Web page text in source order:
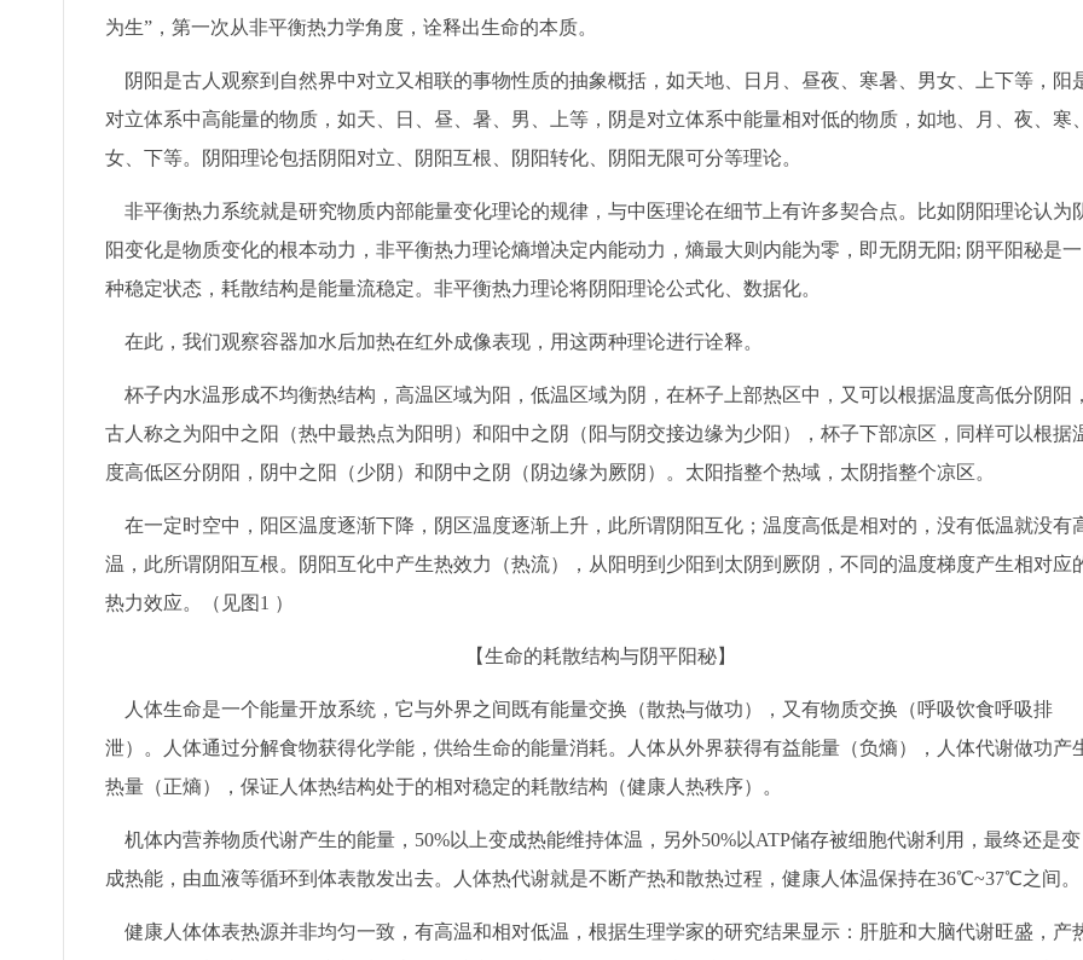
为生”，第一次从非平衡热力学角度，诠释出生命的本质。
阴阳是古人观察到自然界中对立又相联的事物性质的抽象概括，如天地、日月、昼夜、寒暑、男女、上下等，阳
对立体系中高能量的物质，如天、日、昼、暑、男、上等，阴是对立体系中能量相对低的物质，如地、月、夜、寒、
女、下等。阴阳理论包括阴阳对立、阴阳互根、阴阳转化、阴阳无限可分等理论。
非平衡热力系统就是研究物质内部能量变化理论的规律，与中医理论在细节上有许多契合点。比如阴阳理论认为
阳变化是物质变化的根本动力，非平衡热力理论熵增决定内能动力，熵最大则内能为零，即无阴无阳; 阴平阳秘是一
种稳定状态，耗散结构是能量流稳定。非平衡热力理论将阴阳理论公式化、数据化。
在此，我们观察容器加水后加热在红外成像表现，用这两种理论进行诠释。
杯子内水温形成不均衡热结构，高温区域为阳，低温区域为阴，在杯子上部热区中，又可以根据温度高低分阴阳，
古人称之为阳中之阳（热中最热点为阳明）和阳中之阴（阳与阴交接边缘为少阳），杯子下部凉区，同样可以根据
度高低区分阴阳，阴中之阳（少阴）和阴中之阴（阴边缘为厥阴）。太阳指整个热域，太阴指整个凉区。
在一定时空中，阳区温度逐渐下降，阴区温度逐渐上升，此所谓阴阳互化；温度高低是相对的，没有低温就没有
温，此所谓阴阳互根。阴阳互化中产生热效力（热流），从阳明到少阳到太阴到厥阴，不同的温度梯度产生相对应
热力效应。（见图1 ）
【生命的耗散结构与阴平阳秘】
人体生命是一个能量开放系统，它与外界之间既有能量交换（散热与做功），又有物质交换（呼吸饮食呼吸排
泄）。人体通过分解食物获得化学能，供给生命的能量消耗。人体从外界获得有益能量（负熵），人体代谢做功产
热量（正熵），保证人体热结构处于的相对稳定的耗散结构（健康人热秩序）。
机体内营养物质代谢产生的能量，50%以上变成热能维持体温，另外50%以ATP储存被细胞代谢利用，最终还是变
成热能，由血液等循环到体表散发出去。人体热代谢就是不断产热和散热过程，健康人体温保持在36℃~37℃之间。
健康人体体表热源并非均匀一致，有高温和相对低温，根据生理学家的研究结果显示：肝脏和大脑代谢旺盛，产